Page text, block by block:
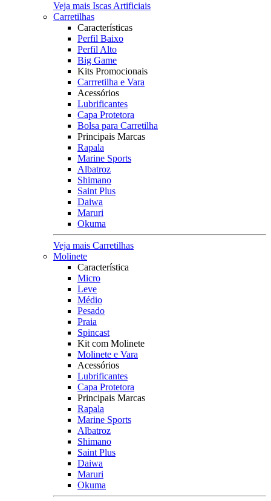
Veja mais Iscas Artificiais
Carretilhas
Características
Perfil Baixo
Perfil Alto
Big Game
Kits Promocionais
Carrretilha e Vara
Acessórios
Lubrificantes
Capa Protetora
Bolsa para Carretilha
Principais Marcas
Rapala
Marine Sports
Albatroz
Shimano
Saint Plus
Daiwa
Maruri
Okuma
Veja mais Carretilhas
Molinete
Característica
Micro
Leve
Médio
Pesado
Praia
Spincast
Kit com Molinete
Molinete e Vara
Acessórios
Lubrificantes
Capa Protetora
Principais Marcas
Rapala
Marine Sports
Albatroz
Shimano
Saint Plus
Daiwa
Maruri
Okuma